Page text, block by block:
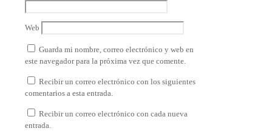
Web
Guarda mi nombre, correo electrónico y web en
este navegador para la próxima vez que comente.
Recibir un correo electrónico con los siguientes
comentarios a esta entrada.
Recibir un correo electrónico con cada nueva
entrada.